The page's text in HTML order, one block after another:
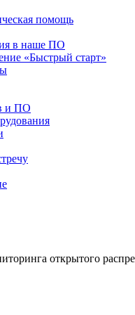
помощь
в наше ПО
«Быстрый старт»
и ПО
открытого